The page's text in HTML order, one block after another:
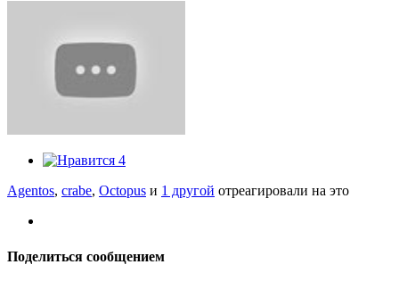
4
Agentos, crabe, Octopus и 1 другой отреагировали на это
Поделиться сообщением